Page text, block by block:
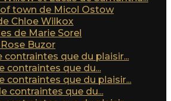
town de Micol Ostow
Chloe Wilkox
de Marie Sorel
Buzor
contraintes que du plaisir...
contraintes que du...
contraintes que du plaisir...
contraintes que du...